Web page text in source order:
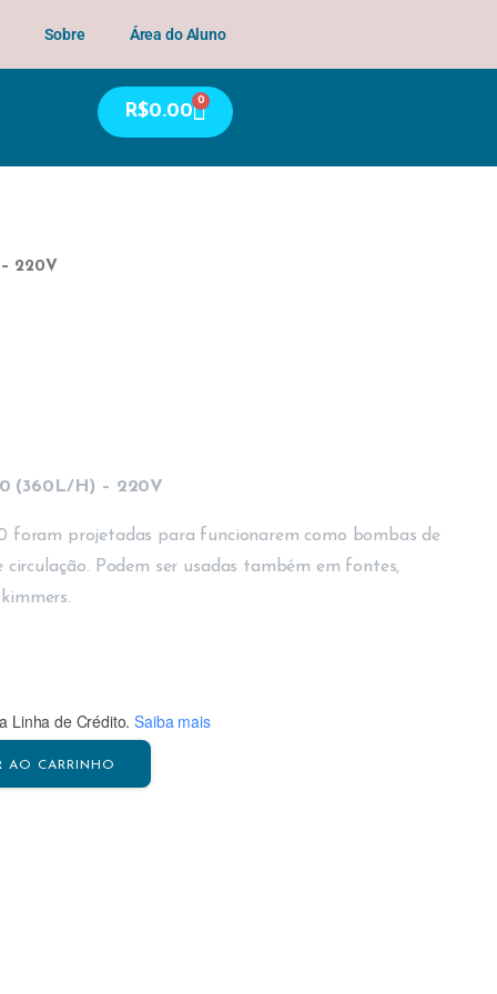
Sobre Área do Aluno
R$0.00
0
220V
(360L/H) – 220V
foram projetadas para funcionarem como bombas de
Podem ser usadas também em fontes,
Linha de Crédito. Saiba mais
AO CARRINHO